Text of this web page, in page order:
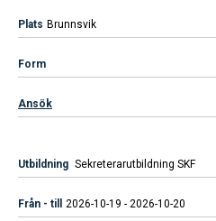
Brunnsvik
Ansök
Sekreterarutbildning SKF
2026-10-19 - 2026-10-20